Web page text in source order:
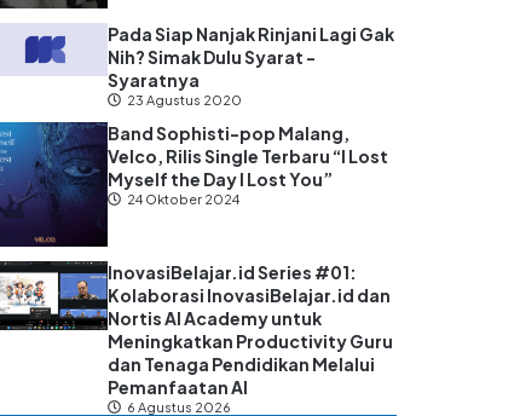
Pada Siap Nanjak Rinjani Lagi Gak
Nih? Simak Dulu Syarat -
Syaratnya
23 Agustus 2020
Band Sophisti-pop Malang,
Velco, Rilis Single Terbaru “I Lost
Myself the Day I Lost You”
24 Oktober 2024
InovasiBelajar.id Series #01:
Kolaborasi InovasiBelajar.id dan
Nortis AI Academy untuk
Meningkatkan Productivity Guru
dan Tenaga Pendidikan Melalui
Pemanfaatan AI
6 Agustus 2026